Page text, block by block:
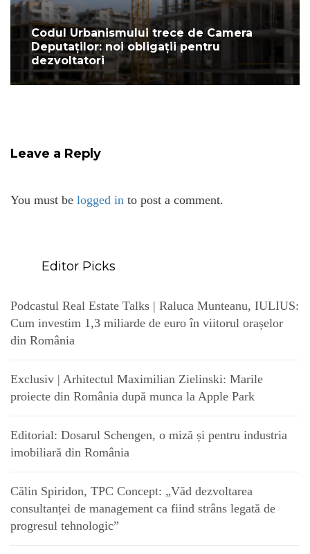
Codul Urbanismului trece de Camera
Deputaților: noi obligații pentru
dezvoltatori
Leave a Reply
You must be logged in to post a comment.
Editor Picks
Podcastul Real Estate Talks | Raluca Munteanu, IULIUS:
Cum investim 1,3 miliarde de euro în viitorul orașelor
din România
Exclusiv | Arhitectul Maximilian Zielinski: Marile
proiecte din România după munca la Apple Park
Editorial: Dosarul Schengen, o miză și pentru industria
imobiliară din România
Călin Spiridon, TPC Concept: „Văd dezvoltarea
consultanței de management ca fiind strâns legată de
progresul tehnologic”